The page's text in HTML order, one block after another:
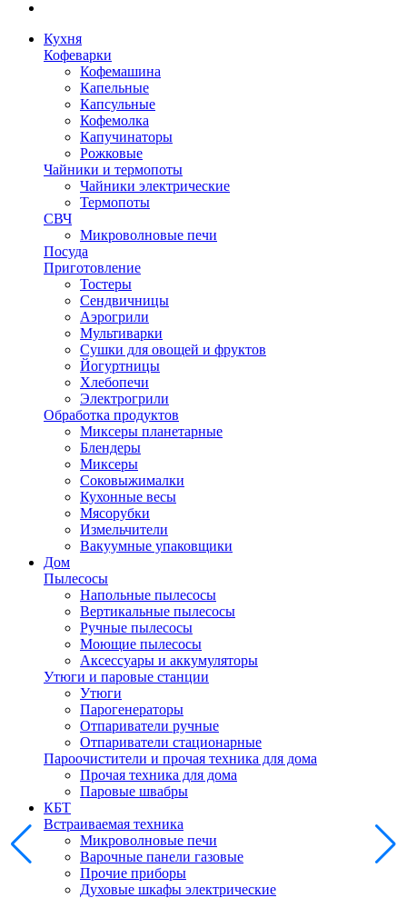
Кухня
Кофеварки
Кофемашина
Капельные
Капсульные
Кофемолка
Капучинаторы
Рожковые
Чайники и термопоты
Чайники электрические
Термопоты
СВЧ
Микроволновые печи
Посуда
Приготовление
Тостеры
Сендвичницы
Аэрогрили
Мультиварки
Сушки для овощей и фруктов
Йогуртницы
Хлебопечи
Электрогрили
Обработка продуктов
Миксеры планетарные
Блендеры
Миксеры
Соковыжималки
Кухонные весы
Мясорубки
Измельчители
Вакуумные упаковщики
Дом
Пылесосы
Напольные пылесосы
Вертикальные пылесосы
Ручные пылесосы
Моющие пылесосы
Аксессуары и аккумуляторы
Утюги и паровые станции
Утюги
Парогенераторы
Отпариватели ручные
Отпариватели стационарные
Пароочистители и прочая техника для дома
Прочая техника для дома
Паровые швабры
КБТ
Встраиваемая техника
Микроволновые печи
Варочные панели газовые
Прочие приборы
Духовые шкафы электрические